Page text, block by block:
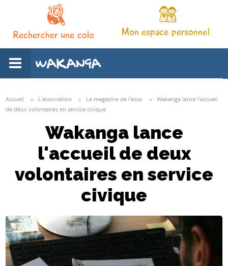
Rechercher une colo Mon espace personnel
L'association
Nos séjours
Notre pédagogie
Espace familles
Infos pratiques
Espace anims
Accueil » L'association » Le magazine de l'asso »
Wakanga lance l'accueil
de deux volontaires en service civique
Wakanga lance
l'accueil de deux
volontaires en service
civique